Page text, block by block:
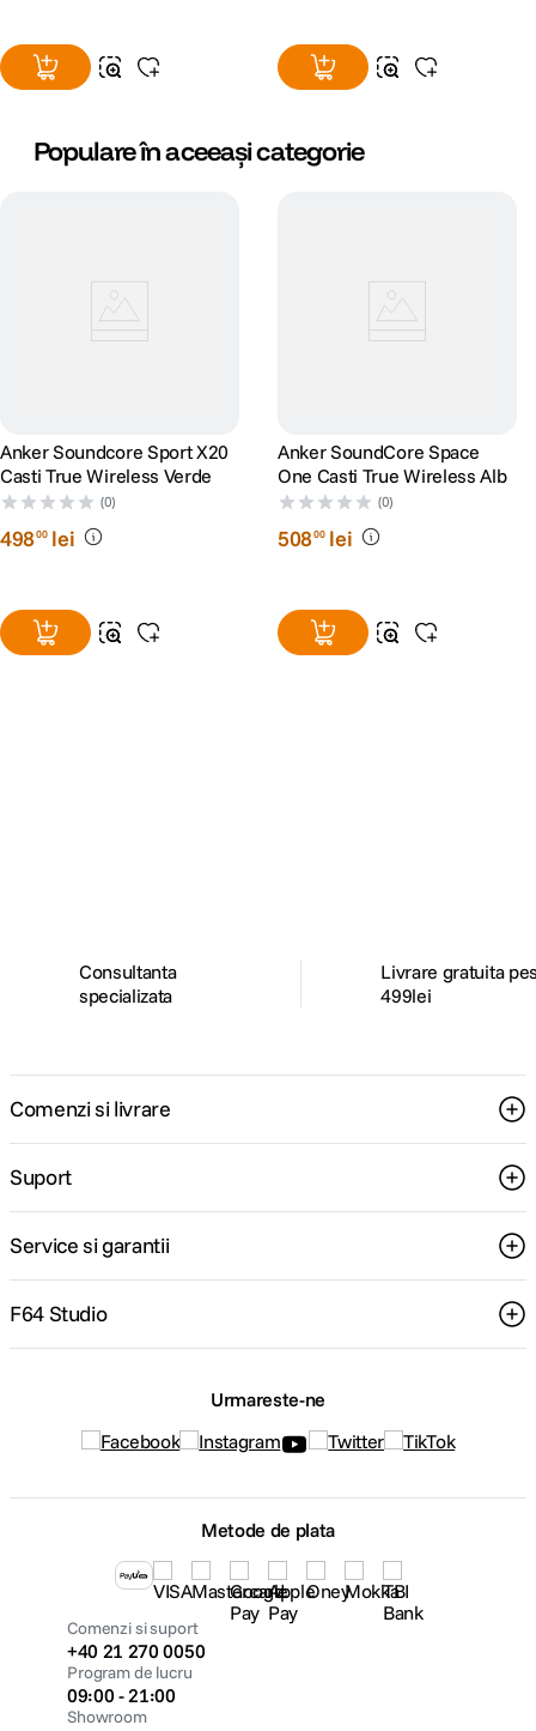
Populare în aceeași categorie
Anker Soundcore Sport X20
Casti True Wireless Verde
(0)
49800 lei
Anker SoundCore Space
One Casti True Wireless Alb
(0)
50800 lei
Consultanta
specializata
Livrare gratuita
499lei
Comenzi si livrare
Suport
Service si garantii
F64 Studio
Urmareste-ne
Metode de plata
Comenzi si suport
+40 21 270 0050
Program de lucru
09:00 - 21:00
Showroom